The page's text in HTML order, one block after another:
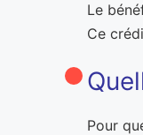
Le
Ce
Pour